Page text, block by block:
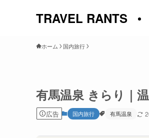
TRAVEL RANTS
ホーム 国内旅行
有馬温泉 きらり｜
広告 国内旅行 有馬温泉